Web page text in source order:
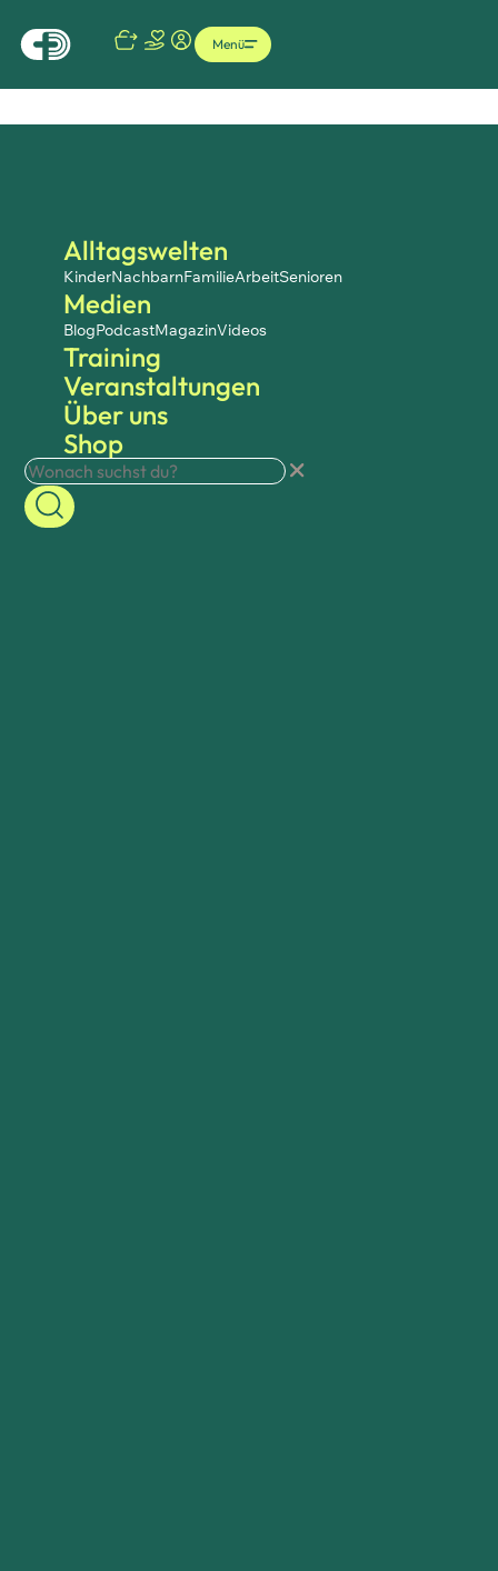
Alltagswelten
KinderNachbarnFamilieArbeitSenioren
Medien
BlogPodcastMagazinVideos
Training
Veranstaltungen
Über uns
Shop
Menü